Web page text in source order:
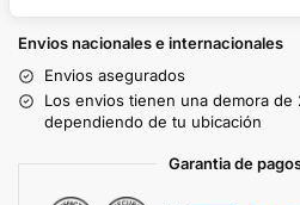
Envios nacionales e internacionales
Envios asegurados
Los envios tienen una demora de
dependiendo de tu ubicación
Garantia de